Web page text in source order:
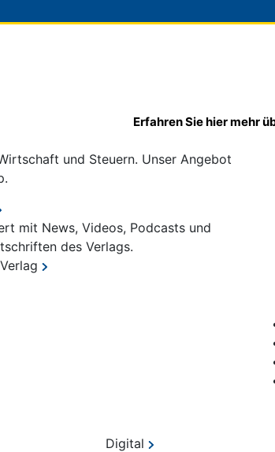
Erfahren Sie hier mehr
und Steuern. Unser Angebot
mit News, Videos, Podcasts und
des Verlags.
Digital